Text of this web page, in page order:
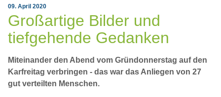
09. April 2020
Großartige Bilder und
tiefgehende Gedanken
Miteinander den Abend vom Gründonnerstag auf den
Karfreitag verbringen - das war das Anliegen von 27
gut verteilten Menschen.